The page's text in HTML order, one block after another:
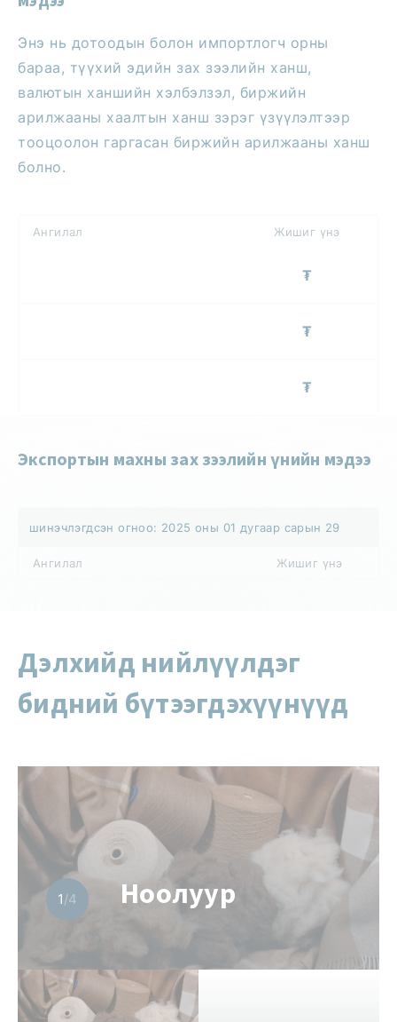
Энэ нь дотоодын болон импортлогч орны
бараа, түүхий эдийн зах зээлийн ханш,
валютын ханшийн хэлбэлзэл, биржийн
арилжааны хаалтын ханш зэрэг үзүүлэлтээр
тооцоолон гаргасан биржийн арилжааны ханш
болно.
Ангилал Жишиг үнэ
₮
₮
₮
Экспортын махны зах зээлийн үнийн мэдээ
шинэчлэгдсэн огноо: 2025 оны 01 дугаар сарын 29
Ангилал Жишиг үнэ
Дэлхийд нийлүүлдэг
бидний бүтээгдэхүүнүүд
Ноолуур
1/4